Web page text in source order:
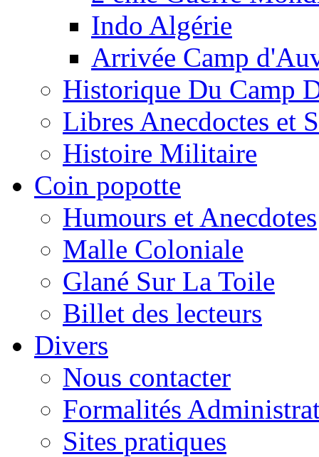
Indo Algérie
Arrivée Camp
Historique Du Camp
Libres Anecdoctes et
Histoire Militaire
Coin popotte
Humours et Anecdotes
Malle Coloniale
Glané Sur La Toile
Billet des lecteurs
Divers
Nous contacter
Formalités
Sites pratiques